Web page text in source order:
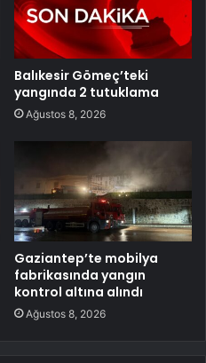
Balıkesir Gömeç’teki
yangında 2 tutuklama
Ağustos 8, 2026
Gaziantep’te mobilya
fabrikasında yangın
kontrol altına alındı
Ağustos 8, 2026